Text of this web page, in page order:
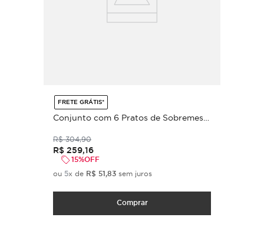
FRETE GRÁTIS*
Conjunto com 6 Pratos de Sobremesa
R$ 304,90
R$ 259,16
15%OFF
ou 5x de R$ 51,83 sem juros
Comprar